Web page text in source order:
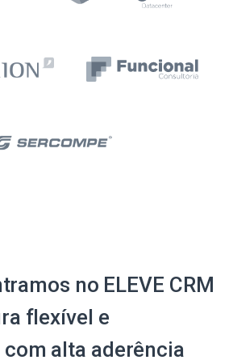
no ELEVE CRM
flexível e
alta aderência